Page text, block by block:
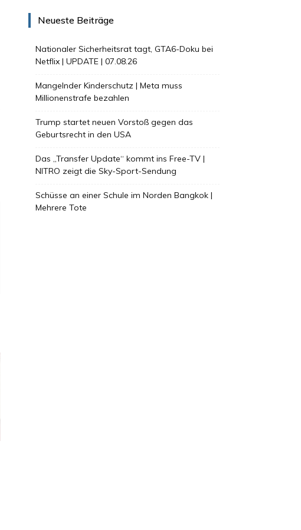
Neueste Beiträge
Nationaler Sicherheitsrat tagt, GTA6-Doku bei
Netflix | UPDATE | 07.08.26
Mangelnder Kinderschutz | Meta muss
Millionenstrafe bezahlen
Trump startet neuen Vorstoß gegen das
Geburtsrecht in den USA
Das „Transfer Update“ kommt ins Free-TV |
NITRO zeigt die Sky-Sport-Sendung
Schüsse an einer Schule im Norden Bangkok |
Mehrere Tote